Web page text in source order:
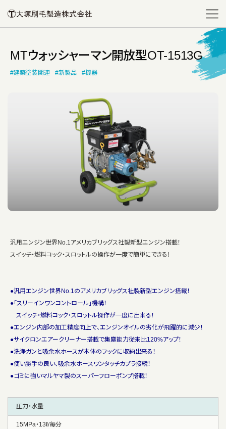
MTウォッシャーマン開放型OT-1513G
#建築塗装関連 #新製品 #機器
汎用エンジン世界No.1アメリカブリッグス社製新型エンジン搭載！
スイッチ・燃料コック・スロットルの操作が一度で簡単にできる!
●汎用エンジン世界No.1のアメリカブリッグス社製新型エンジン搭載！
●「スリーインワンコントロール」機構！
スイッチ・燃料コック・スロットル操作が一度に出来る！
●エンジン内部の加工精度向上で、エンジンオイルの劣化が飛躍的に減少！
●サイクロンエアークリーナー搭載で集塵能力従来比120%アップ！
●洗浄ガンと吸余水ホースが本体のフックに収納出来る！
●使い勝手の良い、吸余水ホースワンタッチカプラ接続！
●ゴミに強いマルヤマ製のスーパーフローポンプ搭載！
圧力・水量
15MPa・13ℓ/毎分